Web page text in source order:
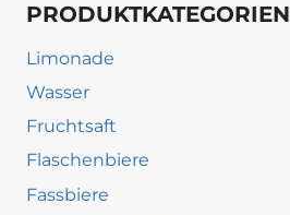
PRODUKTKATEGORIEN
Limonade
Wasser
Fruchtsaft
Flaschenbiere
Fassbiere